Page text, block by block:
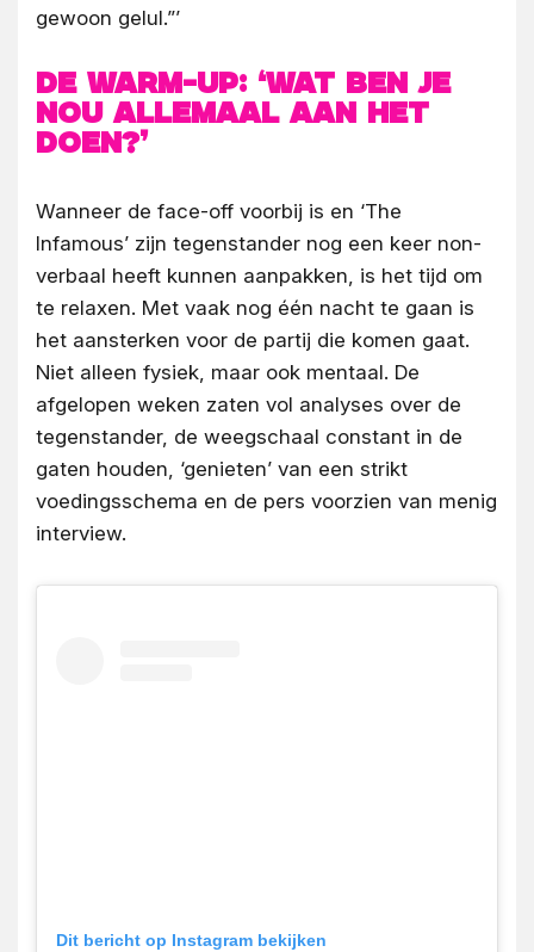
gewoon gelul.”’
De warm-up: ‘Wat ben je
nou allemaal aan het
doen?’
Wanneer de face-off voorbij is en ‘The
Infamous’ zijn tegenstander nog een keer non-
verbaal heeft kunnen aanpakken, is het tijd om
te relaxen. Met vaak nog één nacht te gaan is
het aansterken voor de partij die komen gaat.
Niet alleen fysiek, maar ook mentaal. De
afgelopen weken zaten vol analyses over de
tegenstander, de weegschaal constant in de
gaten houden, ‘genieten’ van een strikt
voedingsschema en de pers voorzien van menig
interview.
Dit bericht op Instagram bekijken